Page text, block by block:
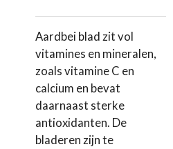
Aardbei blad zit vol
vitamines en mineralen,
zoals vitamine C en
calcium en bevat
daarnaast sterke
antioxidanten. De
bladeren zijn te